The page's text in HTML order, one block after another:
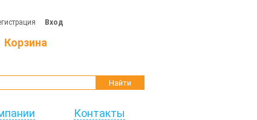
Вход
Корзина
Найти
Контакты